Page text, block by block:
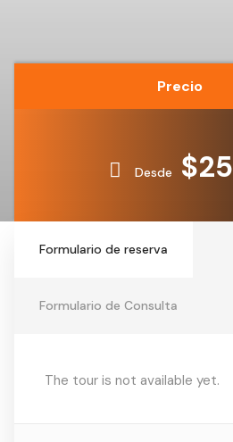
Precio
Desde $25
Formulario de reserva
Formulario de Consulta
The tour is not available yet.